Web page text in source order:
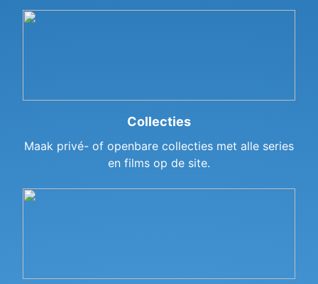
Collecties
Maak privé- of openbare collecties met alle series
en films op de site.